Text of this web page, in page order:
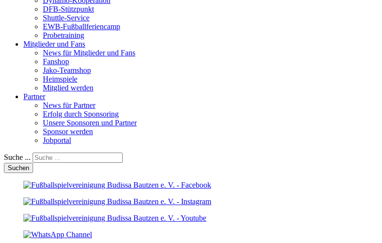
DFB-Stützpunkt
Shuttle-Service
EWB-Fußballferiencamp
Probetraining
Mitglieder und Fans
News für Mitglieder und Fans
Fanshop
Jako-Teamshop
Heimspiele
Mitglied werden
Partner
News für Partner
Erfolg durch Sponsoring
Unsere Sponsoren und Partner
Sponsor werden
Jobportal
Suche ...
Suchen